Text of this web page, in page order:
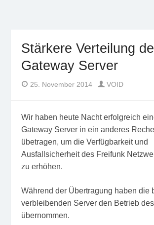
Stärkere Verteilung
Gateway Server
Posted
on
25. November 2014
VOID
Wir haben heute Nacht erfolgreich
Gateway Server in ein anderes
übetragen, um die Verfügbarkeit und
Ausfallsicherheit des Freifunk
zu erhöhen.
Während der Übertragung haben die
verbleibenden Server den Betrieb
übernommen.